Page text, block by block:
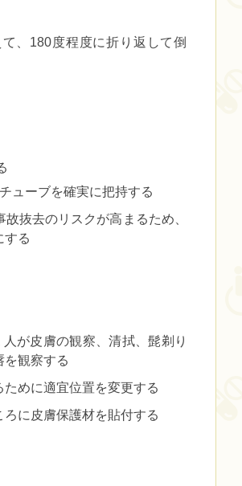
、180度程度に折り返して倒
ューブを確実に把持する
抜去のリスクが高まるため、
する
が皮膚の観察、清拭、髭剃り
を観察する
めに適宜位置を変更する
に皮膚保護材を貼付する